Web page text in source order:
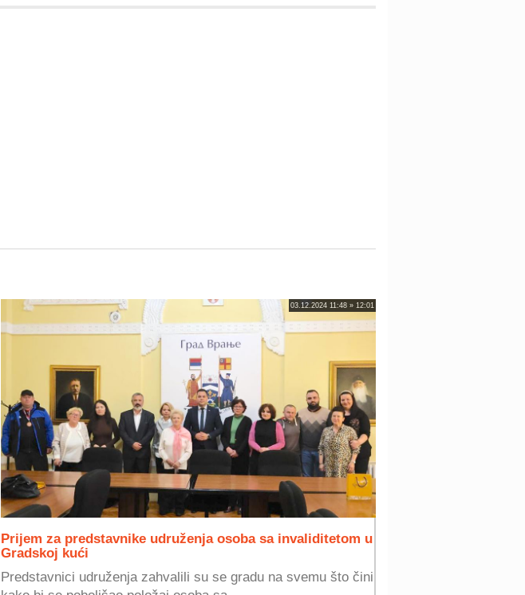
03.12.2024 11:48 » 12:01
Prijem za predstavnike udruženja osoba sa invaliditetom u
Gradskoj kući
Predstavnici udruženja zahvalili su se gradu na svemu što čini